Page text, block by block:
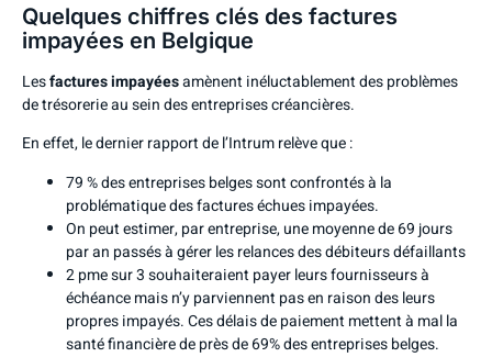
Quelques chiffres clés des factures
impayées en Belgique
Lesfactures impayéesamènent inéluctablement des problèmes
de trésorerie au sein des entreprises créancières.
En effet,le dernier rapport de l’Intrumrelève que :
79 % des entreprises belges sont confrontés à la
problématique des factures échues impayées.
On peut estimer, par entreprise, une moyenne de 69 jours
par an passés à gérer les relances des débiteurs défaillants
2 pme sur 3 souhaiteraient payer leurs fournisseurs à
échéance mais n’y parviennent pas en raison des leurs
propres impayés. Ces délais de paiement mettent à mal la
santé financière de près de 69% des entreprises belges.